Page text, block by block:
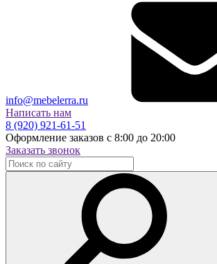
info@mebelerra.ru
Написать нам
8 (920) 921-61-51
Оформление заказов с 8:00 до 20:00
Заказать звонок